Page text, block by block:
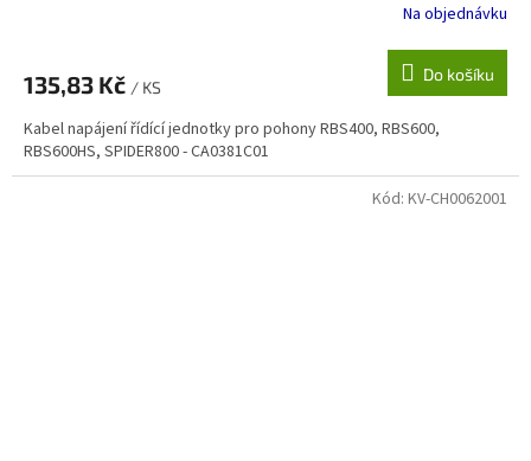
Na objednávku
135,83 Kč / KS
Do košíku
Kabel napájení řídící jednotky pro pohony RBS400, RBS600,
RBS600HS, SPIDER800 - CA0381C01
Kód: KV-CH0062001